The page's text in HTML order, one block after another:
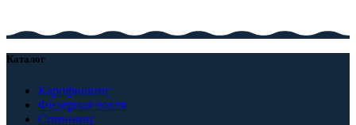
Каталог
Карпфишинг
Фидерная ловля
Спиннинг